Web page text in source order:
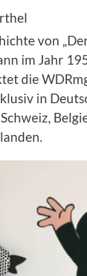
von
im Jahr
die
in